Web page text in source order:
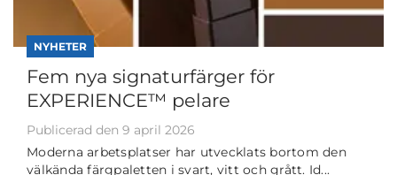
NYHETER
Fem nya signaturfärger för
EXPERIENCE™ pelare
Publicerad den 9 april 2026
Moderna arbetsplatser har utvecklats bortom den
välkända färgpaletten i svart, vitt och grått. Id...